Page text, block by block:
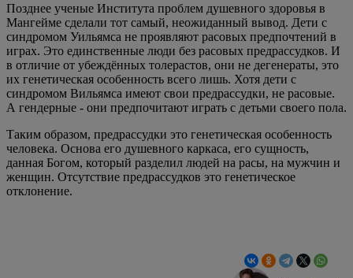
Позднее ученые Института проблем душевного здоровья в
Мангейме сделали тот самый, неожиданный вывод. Дети с
синдромом Уильямса не проявляют расовых предпочтений в
играх. Это единственные люди без расовых предрассудков. И
в отличие от убеждённых толерастов, они не дегенераты, это
их генетическая особенность всего лишь. Хотя дети с
синдромом Вильямса имеют свои предрассудки, не расовые.
А гендерные - они предпочитают играть с детьми своего пола.
Таким образом, предрассудки это генетическая особенность
человека. Основа его душевного каркаса, его сущность,
данная Богом, который разделил людей на расы, на мужчин и
женщин. Отсутствие предрассудков это генетическое
отклонение.